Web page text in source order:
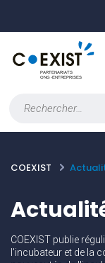
COEXIST
COEXIST publie
l'incubateur et de la